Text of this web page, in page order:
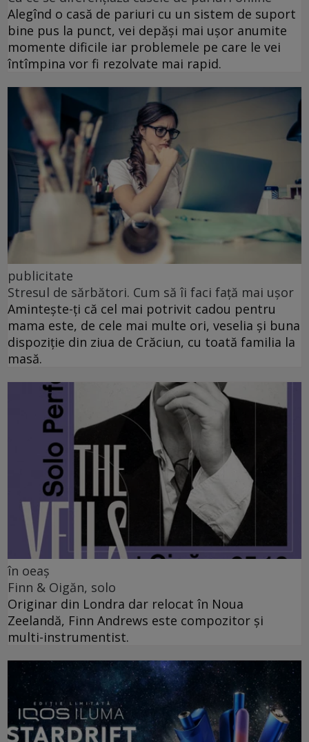
Alegînd o casă de pariuri cu un sistem de suport
bine pus la punct, vei depăși mai ușor anumite
momente dificile iar problemele pe care le vei
întîmpina vor fi rezolvate mai rapid.
publicitate
Stresul de sărbători. Cum să îi faci față mai ușor
Amintește-ți că cel mai potrivit cadou pentru
mama este, de cele mai multe ori, veselia și buna
dispoziție din ziua de Crăciun, cu toată familia la
masă.
în oeaș
Finn & Oigăn, solo
Originar din Londra dar relocat în Noua
Zeelandă, Finn Andrews este compozitor și
multi-instrumentist.